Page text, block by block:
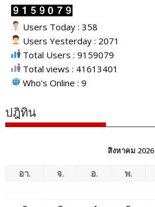
Users Today : 358
Users Yesterday : 2071
Total Users : 9159079
Total views : 41613401
Who's Online : 9
ปฎิทิน
สิงหาคม 2026
อา. จ. อ. พ.